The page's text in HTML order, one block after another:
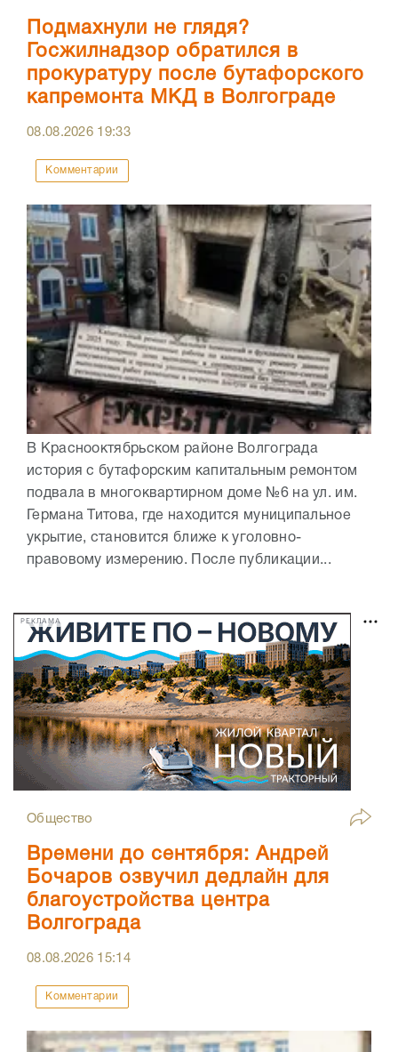
Подмахнули не глядя?
Госжилнадзор обратился в
прокуратуру после бутафорского
капремонта МКД в Волгограде
08.08.2026 19:33
Комментарии
В Краснооктябрьском районе Волгограда
история с бутафорским капитальным ремонтом
подвала в многоквартирном доме №6 на ул. им.
Германа Титова, где находится муниципальное
укрытие, становится ближе к уголовно-
правовому измерению. После публикации...
РЕКЛАМА
Общество
Времени до сентября: Андрей
Бочаров озвучил дедлайн для
благоустройства центра
Волгограда
08.08.2026 15:14
Комментарии